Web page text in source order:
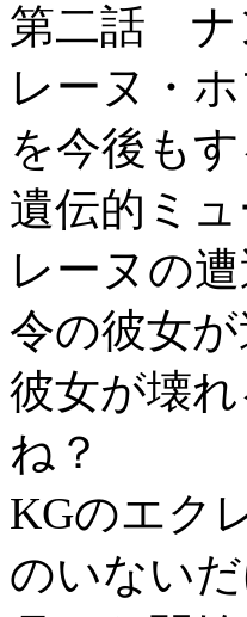
第二話 ナ
レーヌ・
を今後も
遺伝的ミ
レーヌの
令の彼女
彼女が壊
ね
KGのエク
のいない